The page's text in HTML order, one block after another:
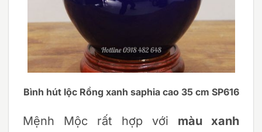
Bình hút lộc Rồng xanh saphia cao 35 cm SP616
Mệnh Mộc rất hợp với màu xanh